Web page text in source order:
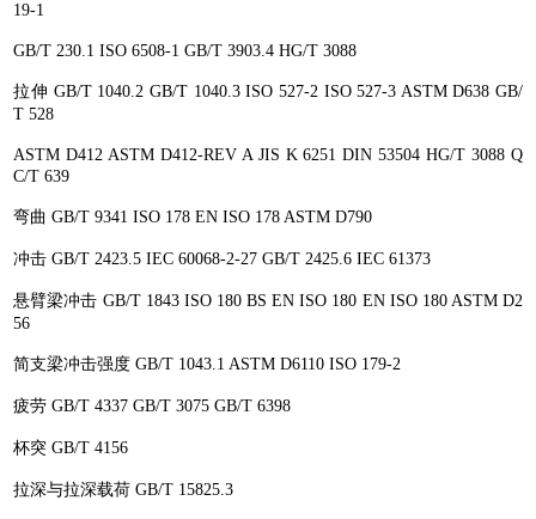
19-1
GB/T 230.1 ISO 6508-1 GB/T 3903.4 HG/T 3088
拉伸 GB/T 1040.2 GB/T 1040.3 ISO 527-2 ISO 527-3 ASTM D638 GB/
T 528
ASTM D412 ASTM D412-REV A JIS K 6251 DIN 53504 HG/T 3088 Q
C/T 639
弯曲 GB/T 9341 ISO 178 EN ISO 178 ASTM D790
冲击 GB/T 2423.5 IEC 60068-2-27 GB/T 2425.6 IEC 61373
悬臂梁冲击 GB/T 1843 ISO 180 BS EN ISO 180 EN ISO 180 ASTM D2
56
简支梁冲击强度 GB/T 1043.1 ASTM D6110 ISO 179-2
疲劳 GB/T 4337 GB/T 3075 GB/T 6398
杯突 GB/T 4156
拉深与拉深载荷 GB/T 15825.3